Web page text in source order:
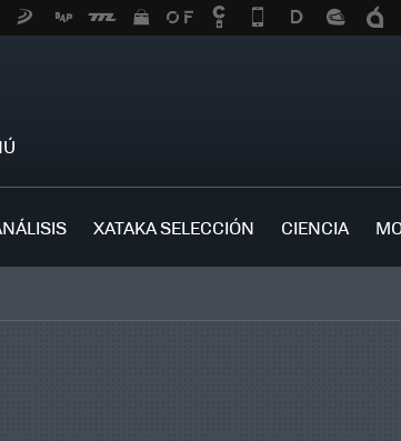
XATAKA SELECCIÓN CIENCIA